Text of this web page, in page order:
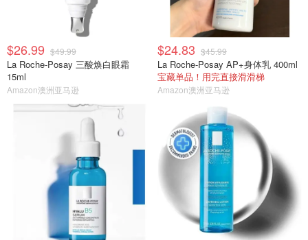
$26.99 $49.99
La Roche-Posay 三酸焕白眼霜
15ml
Amazon澳洲亚马逊
$24.83 $45.99
La Roche-Posay AP+身体乳 400ml
宝藏单品！用完直接滑滑梯
Amazon澳洲亚马逊